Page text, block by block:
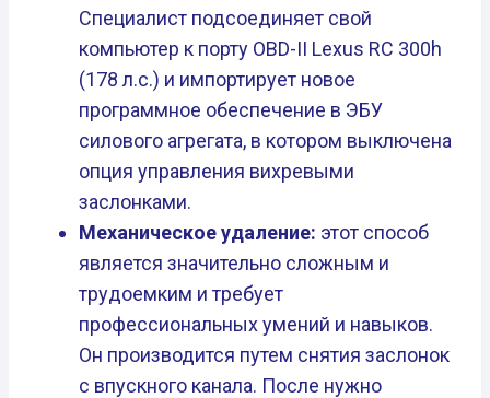
Специалист подсоединяет свой
компьютер к порту OBD-II Lexus RC 300h
(178 л.с.) и импортирует новое
программное обеспечение в ЭБУ
силового агрегата, в котором выключена
опция управления вихревыми
заслонками.
Механическое удаление: этот способ
является значительно сложным и
трудоемким и требует
профессиональных умений и навыков.
Он производится путем снятия заслонок
с впускного канала. После нужно